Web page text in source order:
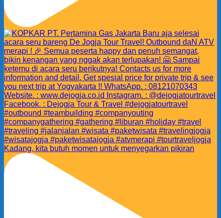
Kadang, kita butuh momen untuk menyegarkan pikiran